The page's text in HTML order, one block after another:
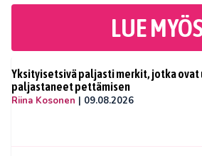
LUE
Yksityisetsivä paljasti merkit, jotka ovat
paljastaneet pettämisen
Riina Kosonen | 09.08.2026